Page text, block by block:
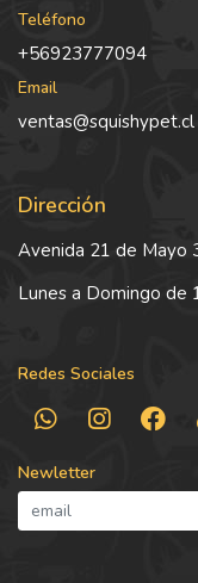
Teléfono
+56923777094
Email
ventas@squishypet.cl
Dirección
Avenida 21 de Mayo
Lunes a Domingo de
Redes Sociales
Newletter